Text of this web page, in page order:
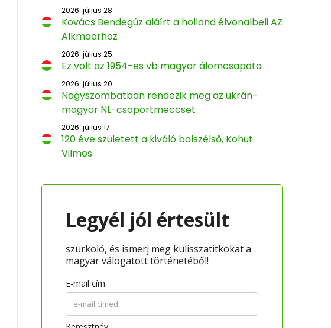
2026. július 28.
Kovács Bendegúz aláírt a holland élvonalbeli AZ
Alkmaarhoz
2026. július 25.
Ez volt az 1954-es vb magyar álomcsapata
2026. július 20.
Nagyszombatban rendezik meg az ukrán-
magyar NL-csoportmeccset
2026. július 17.
120 éve született a kiváló balszélső, Kohut
Vilmos